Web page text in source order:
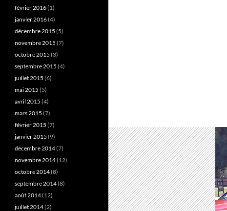
février 2016(1)
janvier 2016(4)
décembre 2015 (5)
novembre 2015 (7)
octobre 2015 (3)
septembre 2015 (4)
juillet 2015 (6)
mai 2015 (5)
avril 2015 (4)
mars 2015 (7)
février 2015 (7)
janvier 2015 (9)
décembre 2014(7)
novembre 2014(12)
octobre 2014(8)
septembre 2014(8)
août 2014(12)
juillet 2014(2)